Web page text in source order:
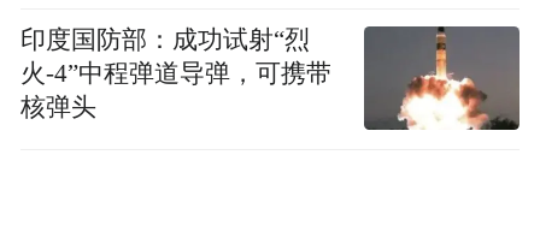
印度国防部：成功试射“烈
火-4”中程弹道导弹，可携带
核弹头